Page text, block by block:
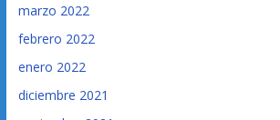
marzo 2022
febrero 2022
enero 2022
diciembre 2021